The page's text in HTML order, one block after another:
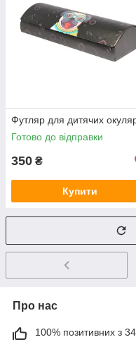
Футляр для дитячих
Готово до відправки
350 ₴
Купити
Про нас
100% позитивних з 34